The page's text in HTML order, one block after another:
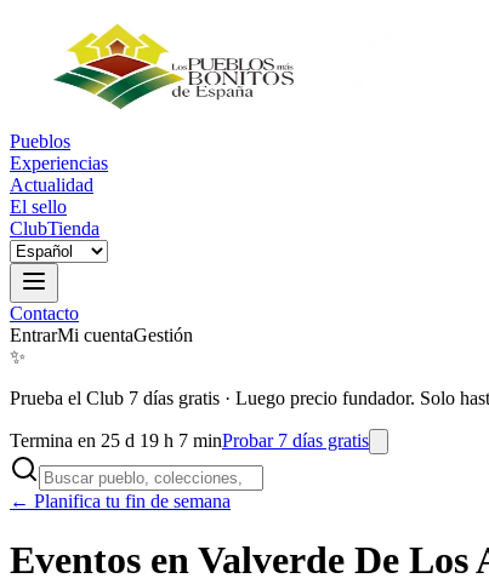
Pueblos
Experiencias
Actualidad
El sello
ClubTienda
Contacto
EntrarMi cuentaGestión
✨
Prueba el Club 7 días gratis · Luego precio fundador. Solo
Termina en 25 d 19 h 7 minProbar 7 días gratis
← Planifica tu fin de semana
Eventos enValverde De Los